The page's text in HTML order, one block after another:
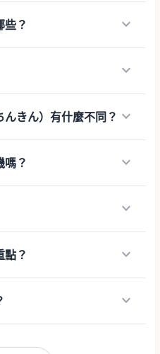
些？ keyboard_arrow_down
keyboard_arrow_down
きん）有什麼不同？ keyboard_arrow_down
嗎？ keyboard_arrow_down
keyboard_arrow_down
點？ keyboard_arrow_down
keyboard_arrow_down